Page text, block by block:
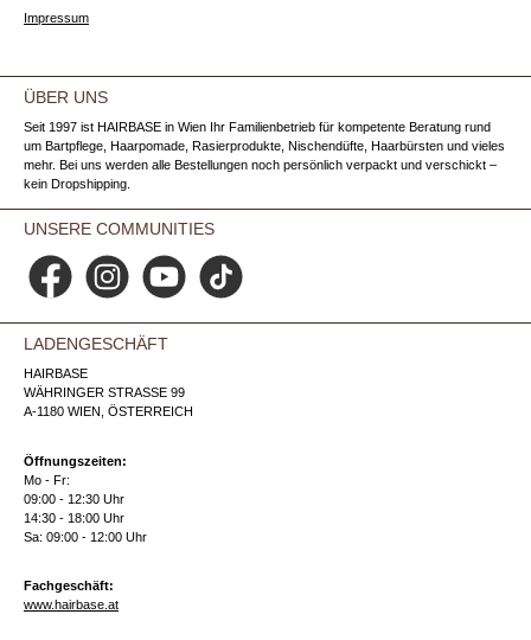
Impressum
ÜBER UNS
Seit 1997 ist HAIRBASE in Wien Ihr Familienbetrieb für kompetente Beratung rund
um Bartpflege, Haarpomade, Rasierprodukte, Nischendüfte, Haarbürsten und vieles
mehr. Bei uns werden alle Bestellungen noch persönlich verpackt und verschickt –
kein Dropshipping.
UNSERE COMMUNITIES
Facebook Instagram YouTube TikTok
LADENGESCHÄFT
HAIRBASE
WÄHRINGER STRASSE 99
A-1180 WIEN, ÖSTERREICH
Öffnungszeiten:
Mo - Fr:
09:00 - 12:30 Uhr
14:30 - 18:00 Uhr
Sa: 09:00 - 12:00 Uhr
Fachgeschäft:
www.hairbase.at